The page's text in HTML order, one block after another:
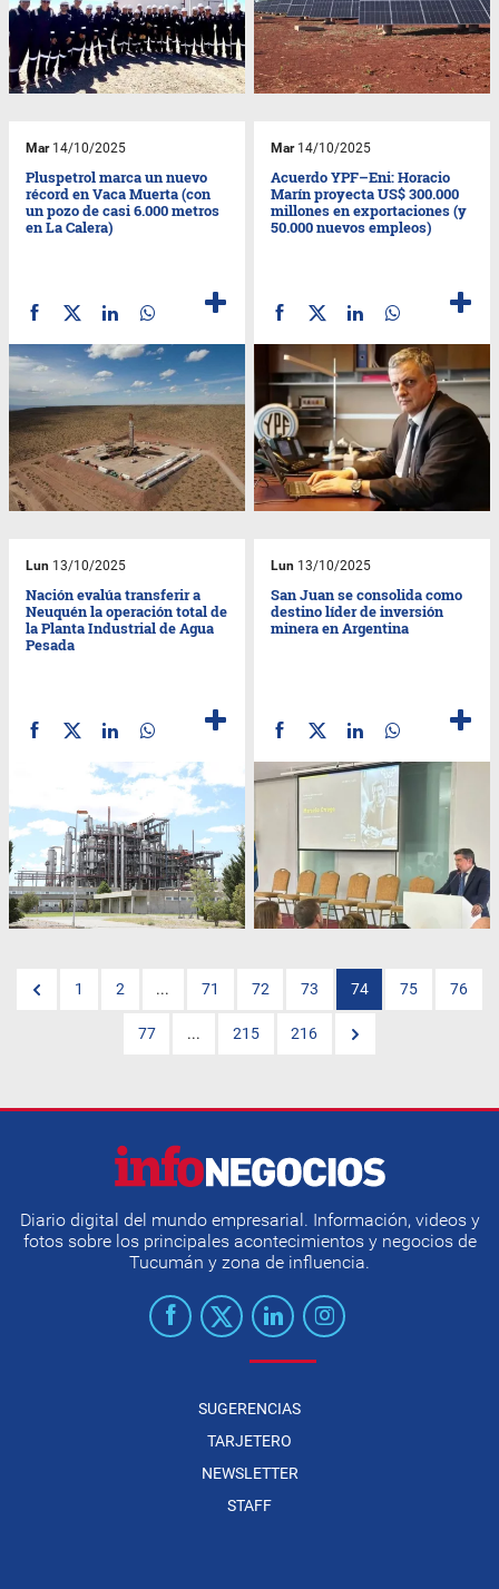
Mar14/10/2025
Pluspetrol marca un nuevo
récord en Vaca Muerta (con
un pozo de casi 6.000 metros
en La Calera)
Mar14/10/2025
Acuerdo YPF–Eni: Horacio
Marín proyecta US$ 300.000
millones en exportaciones (y
50.000 nuevos empleos)
Lun 13/10/2025
Nación evalúa transferir a
Neuquén la operación total de
la Planta Industrial de Agua
Pesada
Lun 13/10/2025
San Juan se consolida como
destino líder de inversión
minera en Argentina
1 2 ... 71 72 73 74 75 76
77 ... 215 216
Diario digital del mundo empresarial. Información, videos y
fotos sobre los principales acontecimientos y negocios de
Tucumán y zona de influencia.
SUGERENCIAS
TARJETERO
NEWSLETTER
STAFF